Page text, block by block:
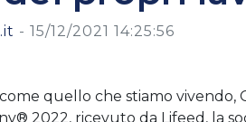
- 15/12/2021 14:25:56
quello che stiamo vivendo,
2022, ricevuto da Lifeed, la